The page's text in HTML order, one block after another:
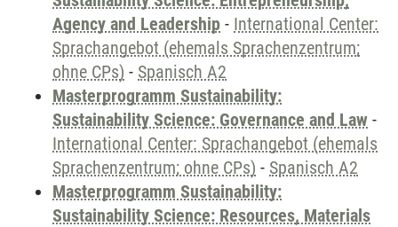
Agency and Leadership - International Center:
Sprachangebot (ehemals Sprachenzentrum;
ohne CPs) - Spanisch A2
Masterprogramm Sustainability:
Sustainability Science: Governance and Law -
International Center: Sprachangebot (ehemals
Sprachenzentrum; ohne CPs) - Spanisch A2
Masterprogramm Sustainability:
Sustainability Science: Resources, Materials